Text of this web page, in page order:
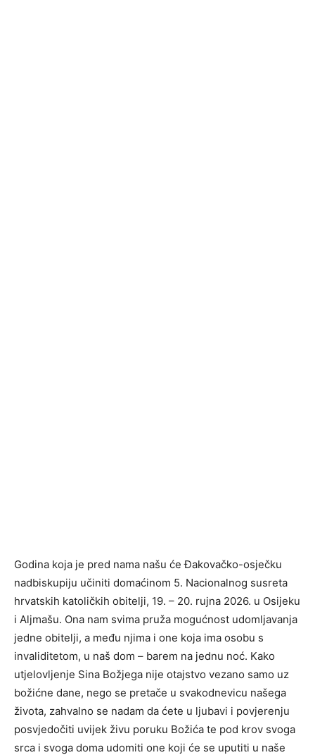
Godina koja je pred nama našu će Đakovačko-osječku
nadbiskupiju učiniti domaćinom 5. Nacionalnog susreta
hrvatskih katoličkih obitelji, 19. – 20. rujna 2026. u Osijeku
i Aljmašu. Ona nam svima pruža mogućnost udomljavanja
jedne obitelji, a među njima i one koja ima osobu s
invaliditetom, u naš dom – barem na jednu noć. Kako
utjelovljenje Sina Božjega nije otajstvo vezano samo uz
božićne dane, nego se pretače u svakodnevicu našega
života, zahvalno se nadam da ćete u ljubavi i povjerenju
posvjedočiti uvijek živu poruku Božića te pod krov svoga
srca i svoga doma udomiti one koji će se uputiti u naše